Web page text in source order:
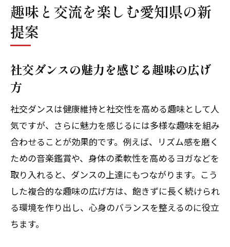
趣味と交流を楽しむ愛知県の新
提案
社交ダンスの魅力を感じる趣味の広げ
方
社交ダンスは健康維持と社交性を高める趣味として人
気ですが、さらに魅力を感じるには多様な趣味を組み
合わせることが効果的です。例えば、リズム感を磨く
ための音楽鑑賞や、身体の柔軟性を高めるヨガなどを
取り入れると、ダンスの上達にもつながります。こう
した複合的な趣味の広げ方は、飽きずに長く続けられ
る環境を作り出し、心身のバランスを整えるのに役立
ちます。